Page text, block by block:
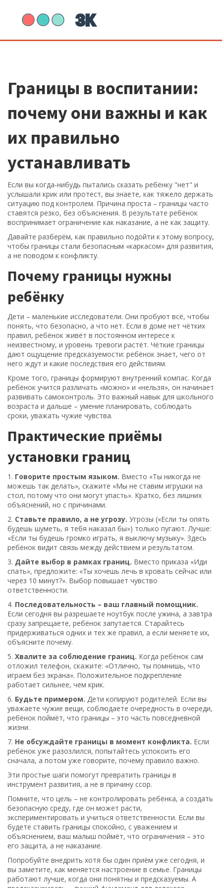
Границы в воспитании:
почему они важны и как
их правильно
устанавливать
Если вы когда‑нибудь пытались сказать ребёнку "нет" и
услышали крик или протест, вы знаете, как тяжело держать
ситуацию под контролем. Причина проста – границы часто
ставятся резко, без объяснения. В результате ребёнок
воспринимает ограничение как наказание, а не как защиту.
Давайте разберём, как правильно подойти к этому вопросу,
чтобы границы стали безопасным «каркасом» для развития,
а не поводом к конфликту.
Почему границы нужны
ребёнку
Дети – маленькие исследователи. Они пробуют всё, чтобы
понять, что безопасно, а что нет. Если в доме нет чётких
правил, ребёнок живёт в постоянном интересе к
неизвестному, и уровень тревоги растёт. Чёткие границы
дают ощущение предсказуемости: ребёнок знает, чего от
него ждут и какие последствия его действиям.
Кроме того, границы формируют внутренний компас. Когда
ребёнок учится различать «можно» и «нельзя», он начинает
развивать самоконтроль. Это важный навык для школьного
возраста и дальше – умение планировать, соблюдать
сроки, уважать чужие чувства.
Практические приёмы
установки границ
1. Говорите простым языком. Вместо «Ты никогда не
можешь так делать», скажите «Мы не ставим игрушки на
стол, потому что они могут упасть». Кратко, без лишних
объяснений, но с причинами.
2. Ставьте правило, а не угрозу. Угрозы («Если ты опять
будешь шуметь, я тебя наказал бы») только пугают. Лучше:
«Если ты будешь громко играть, я выключу музыку». Здесь
ребёнок видит связь между действием и результатом.
3. Дайте выбор в рамках границ. Вместо приказа «Иди
спать», предложите: «Ты хочешь лечь в кровать сейчас или
через 10 минут?». Выбор повышает чувство
ответственности.
4. Последовательность – ваш главный помощник.
Если сегодня вы разрешаете ноутбук после ужина, а завтра
сразу запрещаете, ребёнок запутается. Старайтесь
придерживаться одних и тех же правил, а если меняете их,
объясните почему.
5. Хвалите за соблюдение границ. Когда ребёнок сам
отложил телефон, скажите: «Отлично, ты помнишь, что
играем без экрана». Положительное подкрепление
работает сильнее, чем крик.
6. Будьте примером. Дети копируют родителей. Если вы
уважаете чужие вещи, соблюдаете очередность в очереди,
ребёнок поймёт, что границы – это часть повседневной
жизни.
7. Не обсуждайте границы в момент конфликта. Если
ребёнок уже разозлился, попытайтесь успокоить его
сначала, а потом уже говорите, почему правило важно.
Эти простые шаги помогут превратить границы в
инструмент развития, а не в причину ссор.
Помните, что цель – не контролировать ребёнка, а создать
безопасную среду, где он может расти,
экспериментировать и учиться ответственности. Если вы
будете ставить границы спокойно, с уважением и
объяснением, ваш малыш поймёт, что ограничения – это
его защита, а не наказание.
Попробуйте внедрить хотя бы один приём уже сегодня, и
вы заметите, как меняется настроение в семье. Границы
работают лучше, когда они понятны и предсказуемы. А